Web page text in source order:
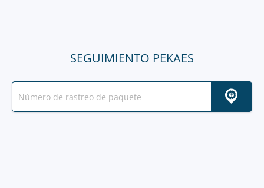
SEGUIMIENTO PEKAES